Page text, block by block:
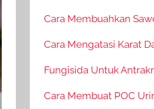
Cara Membuahkan
Cara Mengatasi Karat
Fungisida Untuk
Cara Membuat POC